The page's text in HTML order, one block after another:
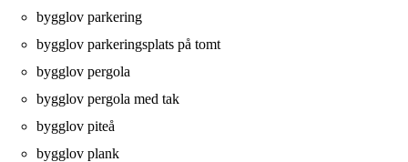
bygglov parkering
bygglov parkeringsplats på tomt
bygglov pergola
bygglov pergola med tak
bygglov piteå
bygglov plank